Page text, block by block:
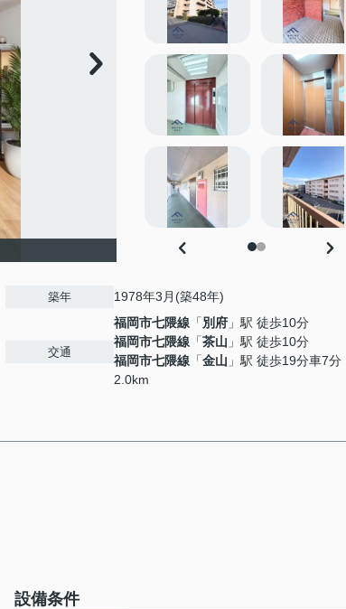
築年 1978年3月(築48年)
交通
福岡市七隈線 「別府 」駅 徒歩10分
福岡市七隈線 「茶山 」駅 徒歩10分
福岡市七隈線 「金山 」駅 徒歩19分車7分
2.0km
設備条件